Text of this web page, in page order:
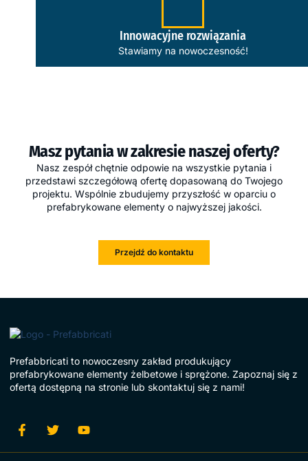
Innowacyjne rozwiązania
Stawiamy na nowoczesność!
Masz pytania w zakresie naszej oferty?
Nasz zespół chętnie odpowie na wszystkie pytania i
przedstawi szczegółową ofertę dopasowaną do Twojego
projektu. Wspólnie zbudujemy przyszłość w oparciu o
prefabrykowane elementy o najwyższej jakości.
Przejdź do kontaktu
Prefabbricati to nowoczesny zakład produkujący
prefabrykowane elementy żelbetowe i sprężone. Zapoznaj się z
ofertą dostępną na stronie lub skontaktuj się z nami!